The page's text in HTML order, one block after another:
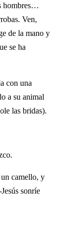
hombres…
Ven,
de la mano y
se ha
con una
a su animal
las bridas).
camello, y
sonríe